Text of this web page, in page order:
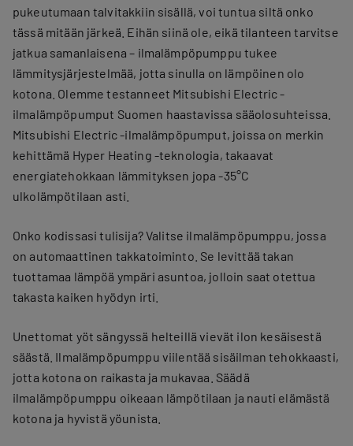
pukeutumaan talvitakkiin sisällä, voi tuntua siltä onko
tässä mitään järkeä. Eihän siinä ole, eikä tilanteen tarvitse
jatkua samanlaisena – ilmalämpöpumppu tukee
lämmitysjärjestelmää, jotta sinulla on lämpöinen olo
kotona. Olemme testanneet Mitsubishi Electric -
ilmalämpöpumput Suomen haastavissa sääolosuhteissa.
Mitsubishi Electric -ilmalämpöpumput, joissa on merkin
kehittämä Hyper Heating -teknologia, takaavat
energiatehokkaan lämmityksen jopa -35°C
ulkolämpötilaan asti.
Onko kodissasi tulisija? Valitse ilmalämpöpumppu, jossa
on automaattinen takkatoiminto. Se levittää takan
tuottamaa lämpöä ympäri asuntoa, jolloin saat otettua
takasta kaiken hyödyn irti.
Unettomat yöt sängyssä helteillä vievät ilon kesäisestä
säästä. Ilmalämpöpumppu viilentää sisäilman tehokkaasti,
jotta kotona on raikasta ja mukavaa. Säädä
ilmalämpöpumppu oikeaan lämpötilaan ja nauti elämästä
kotona ja hyvistä yöunista.